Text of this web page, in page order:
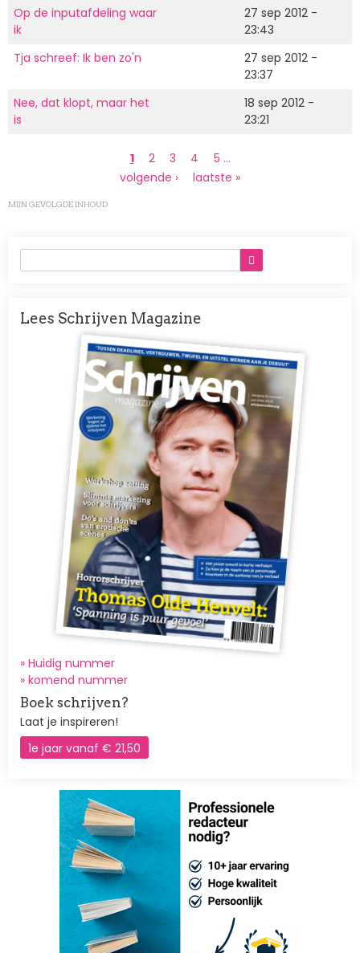
Op de inputafdeling waar
ik
27 sep 2012 -
23:43
Tja schreef: Ik ben zo'n
27 sep 2012 -
23:37
Nee, dat klopt, maar het
is
18 sep 2012 -
23:21
Huidige
pagina
1 Page
2 Page
3 Page
4 Page
5 …
Volgende
volgende ›
Laatste
laatste »
MIJN GEVOLGDE INHOUD
Lees Schrijven Magazine
Afbeelding
» Huidig nummer
» komend nummer
Boek schrijven?
Laat je inspireren!
1e jaar vanaf € 21,50